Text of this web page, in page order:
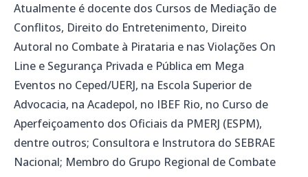
Atualmente é docente dos Cursos de Mediação de
Conflitos, Direito do Entretenimento, Direito
Autoral no Combate à Pirataria e nas Violações On
Line e Segurança Privada e Pública em Mega
Eventos no Ceped/UERJ, na Escola Superior de
Advocacia, na Acadepol, no IBEF Rio, no Curso de
Aperfeiçoamento dos Oficiais da PMERJ (ESPM),
dentre outros; Consultora e Instrutora do SEBRAE
Nacional; Membro do Grupo Regional de Combate